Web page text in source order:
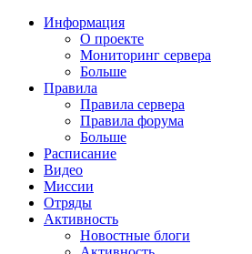
Информация
О проекте
Мониторинг сервера
Больше
Правила
Правила сервера
Правила форума
Больше
Расписание
Видео
Миссии
Отряды
Активность
Новостные блоги